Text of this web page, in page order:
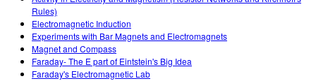
Impact Report
Rules)
Electromagnetic Induction
Experiments with Bar Magnets and Electromagnets
Magnet and Compass
Faraday- The E part of Eintstein's Big Idea
Faraday's Electromagnetic Lab